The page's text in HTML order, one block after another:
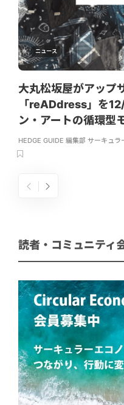
ニュース
大丸松坂屋がアップ
「reADdress」を
ン・アートの循環型
HEDGE GUIDE 編集部 サーキュラ
読者・コミュニティ